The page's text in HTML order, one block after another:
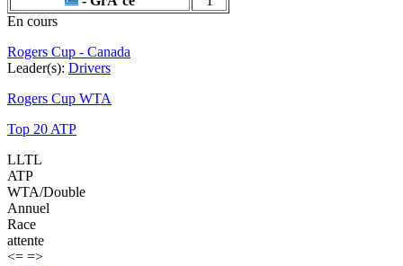
En cours
Rogers Cup - Canada
Leader(s): Drivers
Rogers Cup WTA
Top 20 ATP
LLTL
ATP
WTA/Double
Annuel
Race
attente
<= =>